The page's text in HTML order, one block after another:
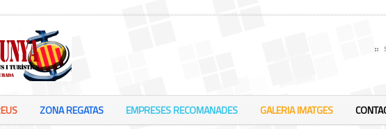
ZONA REGATAS EMPRESES RECOMANADES GALERIA IMATGES